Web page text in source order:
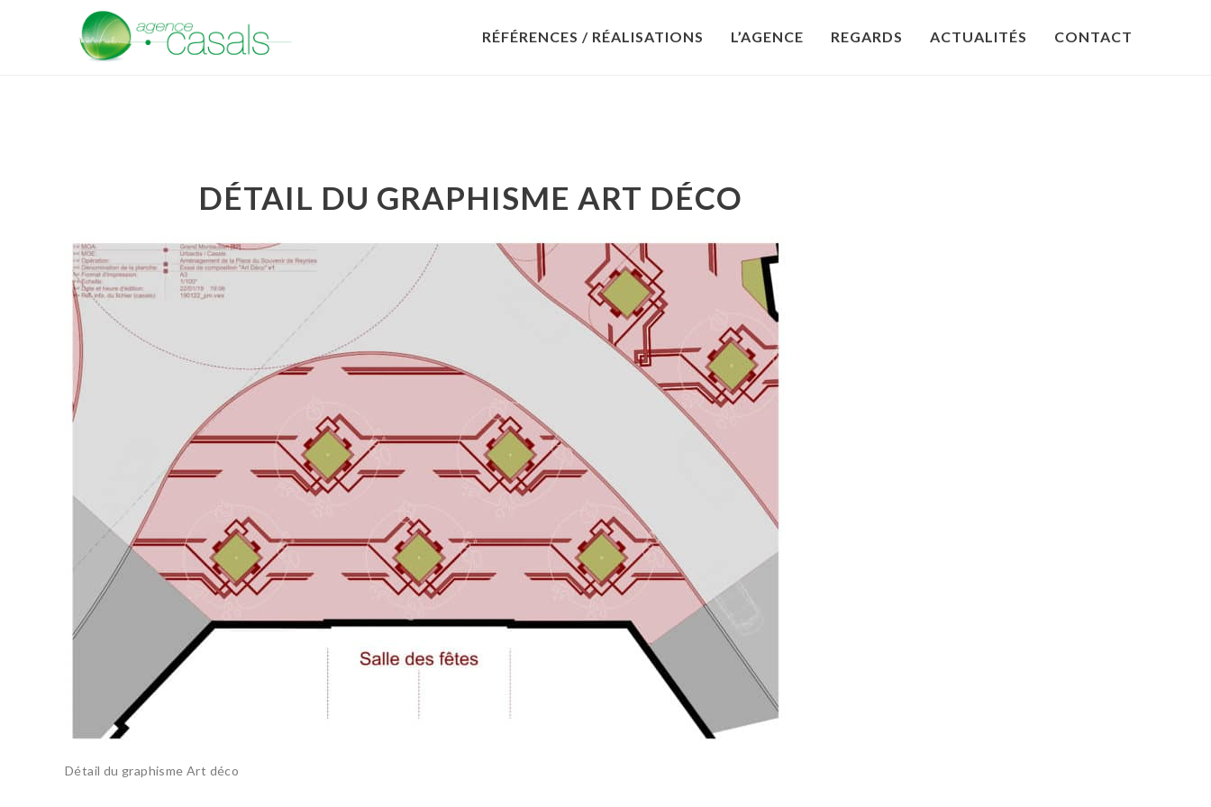
RÉFÉRENCES / RÉALISATIONS L’AGENCE REGARDS ACTUALITÉS CONTACT
DÉTAIL DU GRAPHISME ART DÉCO
Détail du graphisme Art déco